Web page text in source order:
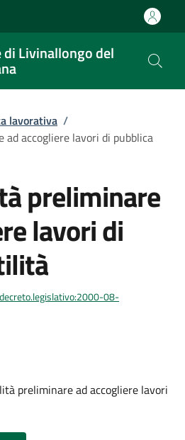
di Livinallongo del
lavorativa /
accogliere lavori di pubblica
preliminare
lavori di
08-
preliminare ad accogliere lavori